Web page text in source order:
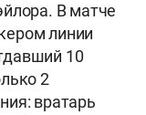
В матче
линии
10
2
вратарь